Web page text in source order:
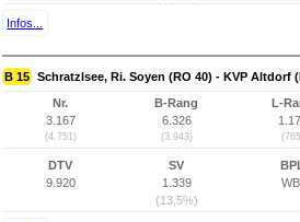
Infos...
B 15 Schratzlsee, Ri. Soyen (RO 40) - KVP Altdorf
Nr.
3.167
(4.751)
B-Rang
6.326
(3.943)
L-
DTV
9.920
SV
1.339
(13,5%)